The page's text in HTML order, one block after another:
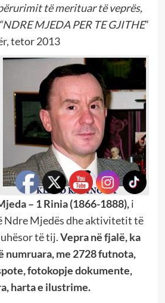
të merituar të veprës,
MJEDA PER TE GJITHE”
tetor 2013
– 1 Rinia (1866-1888),i
Ndre Mjedës dhe aktivitetit të
të tij.Vepra në fjalë,ka
numruara, me 2728 futnota,
fotokopje dokumente,
harta e ilustrime.